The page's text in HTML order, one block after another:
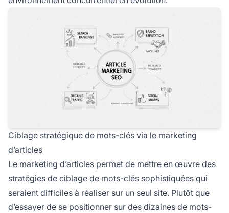
Ciblage stratégique de mots-clés via le marketing
d’articles
Le marketing d’articles permet de mettre en œuvre des
stratégies de ciblage de mots-clés sophistiquées qui
seraient difficiles à réaliser sur un seul site. Plutôt que
d’essayer de se positionner sur des dizaines de mots-